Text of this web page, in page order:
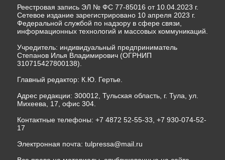
Реестровая запись ЭЛ № ФС 77-85016 от 10.04.2023 г.
Сетевое издание зарегистрировано 10 апреля 2023 г.
Федеральной службой по надзору в сфере связи,
информационных технологий и массовых коммуникаций.
Учредитель: индивидуальный предприниматель
Степанов Илья Владимирович (ОГРНИП
310715427800138).
Главный редактор: К.Ю. Гертье.
Адрес редакции: 300012, Тульская область, г. Тула, ул.
Михеева, 17, офис 304.
Контактные телефоны: +7 4872 52-55-33, +7 930-074-52-
17
Электронная почта: tulpressa@mail.ru